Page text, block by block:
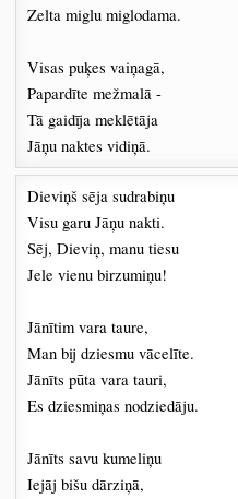
Zelta miglu miglodama.
Visas puķes vaiņagā,
Papardīte mežmalā -
Tā gaidīja meklētāja
Jāņu naktes vidiņā.
Dieviņš sēja sudrabiņu
Visu garu Jāņu nakti.
Sēj, Dieviņ, manu tiesu
Jele vienu birzumiņu!
Jānītim vara taure,
Man bij dziesmu vācelīte.
Jānīts pūta vara tauri,
Es dziesmiņas nodziedāju.
Jānīts savu kumeliņu
Iejāj bišu dārziņā,